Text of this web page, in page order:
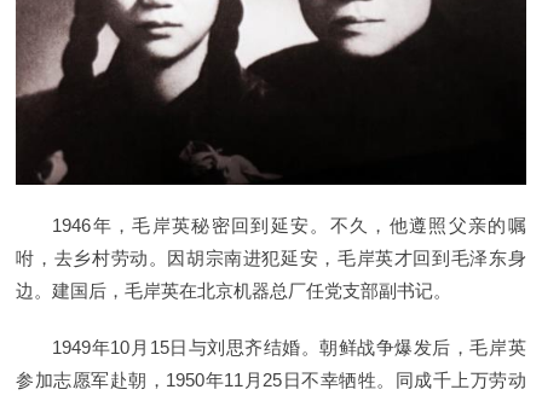
1946年，毛岸英秘密回到延安。不久，他遵照父亲的嘱
咐，去乡村劳动。因胡宗南进犯延安，毛岸英才回到毛泽东身
边。建国后，毛岸英在北京机器总厂任党支部副书记。
1949年10月15日与刘思齐结婚。朝鲜战争爆发后，毛岸英
参加志愿军赴朝，1950年11月25日不幸牺牲。同成千上万劳动